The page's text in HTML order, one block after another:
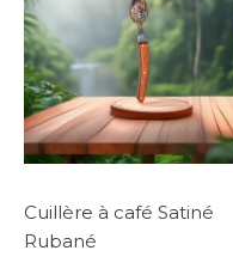
Cuillère à café Satiné
Rubané